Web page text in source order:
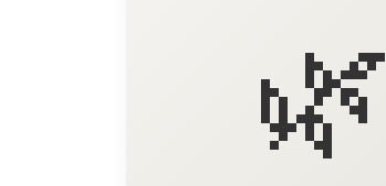
🌿